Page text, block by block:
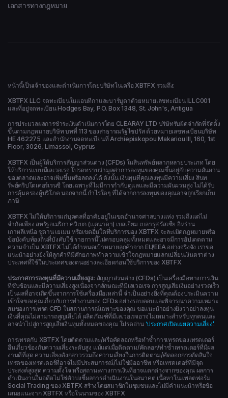
เอกสารทางกฎหมาย
หน้านี้เป็นเจ้าของและดำเนินการโดยบริษัทในเครือ XBTFX รวมถึง:
XBTFX LLC จดทะเบียนในแอนทีกาและบาร์บูดาด้วยหมายเลขทะเบียน ILLC001
และที่อยู่จดทะเบียน Hodges Bay, P.O. Box 1348, St. John's, Antigua
การประมวลผลการชำระเงินดำเนินการโดย CLEARAY LTD บริษัทรับผิดจำกัดที่จัดตั้ง
ขึ้นตามกฎหมายบริษัท บทที่ 113 ของสาธารณรัฐไซปรัส ด้วยหมายเลขทะเบียนบริษัท
HE 462275 และสำนักงานจดทะเบียนที่ Archiepiskopou Makariou ΙΙΙ, 160, 1st
Floor, 3026, Limassol, Cyprus
XBTFX เป็นผู้ให้บริการสัญญาส่วนต่าง (CFDs) ในสินทรัพย์หลากหลายประเภท โดย
ให้บริการแบบมีเลเวอเรจ โปรดทราบว่ามูลค่าการลงทุนของคุณขึ้นอยู่กับความผันผวน
ของตลาดและอาจเพิ่มขึ้นหรือลดลงได้ ดังนั้น เงินทุนที่คุณลงทุนมีความเสี่ยง สินท
รัพย์คริปโตเคอร์เรนซี โดยเฉพาะที่ไม่มีการกำกับดูแลและมีความผันผวนสูง ไม่ได้รับ
การคุ้มครองผู้บริโภค นอกจากนี้ กำไรใดๆ ที่ได้จากการลงทุนของคุณอาจถูกเรียกเก็บ
ภาษี
XBTFX ไม่ให้บริการแก่บุคคลที่อาศัยอยู่ในเขตอำนาจศาลบางแห่ง รวมถึงแต่ไม่
จำกัดเพียง สหรัฐอเมริกา ควิเบก (แคนาดา) เบลเยียม เบลารุส รัสเซีย อิหร่าน
เกาหลีเหนือ ซูดาน เยเมน หรือเขตอื่นใดที่บริการของ XBTFX จะละเมิดกฎหมายหรือ
ข้อบังคับท้องถิ่นที่บังคับใช้ รายการนี้ไม่ครอบคลุมทั้งหมดและอาจมีการอัปเดตตาม
ความจำเป็น XBTFX ไม่ได้กำหนดเป้าหมายลูกค้าจาก EU/EEA อย่างจริงจัง เราขอ
แนะนำอย่างยิ่งให้ลูกค้าที่มีศักยภาพทำความเข้าใจกฎหมายแลกเปลี่ยนเงินตราต่าง
ประเทศที่ใช้ในประเทศของตนอย่างละเอียดก่อนใช้บริการของ XBTFX
ประกาศการลงทุนที่มีความเสี่ยงสูง: สัญญาส่วนต่าง (CFDs) เป็นเครื่องมือทางการเงิน
ที่ซับซ้อนและมีความเสี่ยงสูงเนื่องจากลักษณะที่มีเลเวอเรจ การสูญเสียเงินอย่างรวดเร็ว
เป็นผลที่อาจเกิดขึ้นจากการใช้เครื่องมือเหล่านี้ จำเป็นอย่างยิ่งที่คุณต้องประเมินความ
เข้าใจของคุณเกี่ยวกับการทำงานของ CFDs อย่างรอบคอบและพิจารณาความเหมาะ
สมของการเทรด CFD ในสถานการณ์เฉพาะของคุณ ขอแนะนำอย่างยิ่งว่าอย่าลงทุน
เงินที่คุณไม่สามารถสูญเสียได้ ผลิตภัณฑ์ที่มีเลเวอเรจอาจไม่เหมาะสำหรับทุกคนและ
อาจนำไปสู่การสูญเสียเงินทุนทั้งหมดของคุณ โปรดอ่าน ‘ประกาศเปิดเผยความเสี่ยง’.
การเทรดกับ XBTFX โดยติดตามและ/หรือคัดลอกหรือทำซ้ำการเทรดของเทรดเดอร์
อื่นเกี่ยวข้องกับความเสี่ยงระดับสูง แม้แต่เมื่อติดตาม/คัดลอก/ทำซ้ำเทรดเดอร์ที่มีผล
งานดีที่สุด ความเสี่ยงดังกล่าวรวมถึงความเสี่ยงในการติดตาม/คัดลอกการตัดสินใจ
เทรดของเทรดเดอร์ที่อาจไม่มีประสบการณ์/ไม่ใช่มืออาชีพ หรือเทรดเดอร์ที่มีจุด
ประสงค์สูงสุด ความตั้งใจ หรือสถานะทางการเงินที่อาจแตกต่างจากของคุณ ผลการ
ดำเนินงานในอดีตไม่ใช่ตัวบ่งชี้ผลการดำเนินงานในอนาคต เนื้อหาในแพลตฟอร์ม
Social Trading ของ XBTFX สร้างโดยสมาชิกในชุมชนและไม่มีคำแนะนำหรือข้อ
เสนอแนะจาก XBTFX หรือในนามของ XBTFX